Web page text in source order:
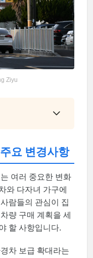
Ziyu
요 변경사항
여러 중요한 변화
와 다자녀 가구에
람들의 관심이 집
량 구매 계획을 세
할 사항입니다.
차 보급 확대라는